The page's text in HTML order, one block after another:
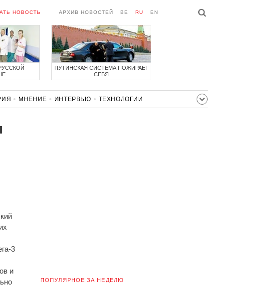
НОВОСТЬ АРХИВ НОВОСТЕЙ BE RU EN
ПУТИНСКАЯ СИСТЕМА ПОЖИРАЕТ
СЕБЯ
МНЕНИЕ ИНТЕРВЬЮ
ТЕХНОЛОГИИ
3
и
ПОПУЛЯРНОЕ ЗА НЕДЕЛЮ